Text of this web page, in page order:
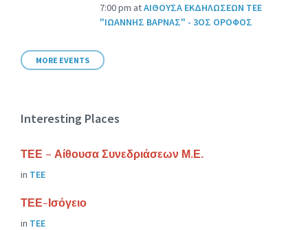
7:00 pm atΑΙΘΟΥΣΑ ΕΚΔΗΛΩΣΕΩΝ ΤΕΕ
"ΙΩΑΝΝΗΣ ΒΑΡΝΑΣ" - 3ΟΣ ΟΡΟΦΟΣ
MORE EVENTS
Interesting Places
ΤΕΕ – Αίθουσα Συνεδριάσεων Μ.Ε.
in ΤΕΕ
ΤΕΕ-Ισόγειο
in ΤΕΕ